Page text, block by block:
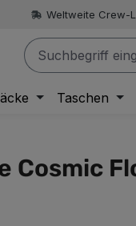
Weltweite Crew-
Taschen
Cosmic